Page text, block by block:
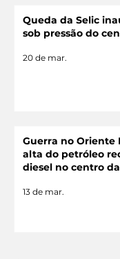
Queda da Selic
sob pressão do
20 de mar.
Guerra no Oriente
alta do petróleo
diesel no centro da
13 de mar.